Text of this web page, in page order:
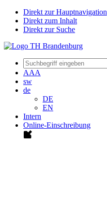
Direkt zur Hauptnavigation
Direkt zum Inhalt
Direkt zur Suche
AAA
sw
de
DE
EN
Intern
Online-Einschreibung